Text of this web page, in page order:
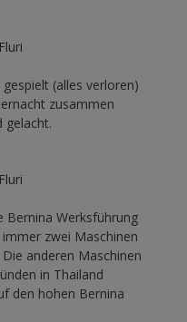
(alles verloren)
zusammen
gelacht.
Bernina Werksführung
zwei Maschinen
anderen Maschinen
in Thailand
den hohen Bernina